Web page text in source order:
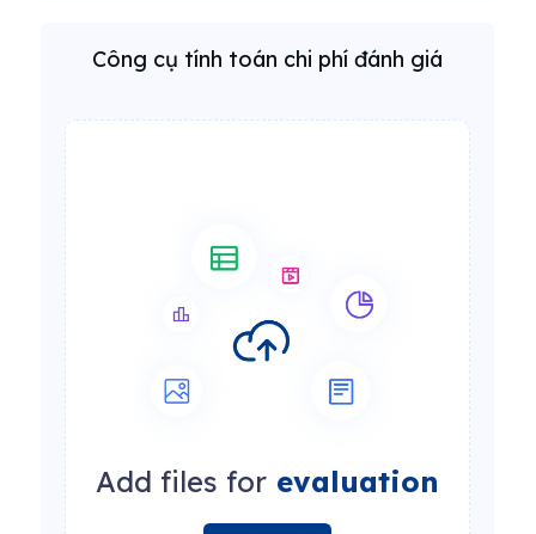
Công cụ tính toán chi phí đánh giá
Add files for evaluation